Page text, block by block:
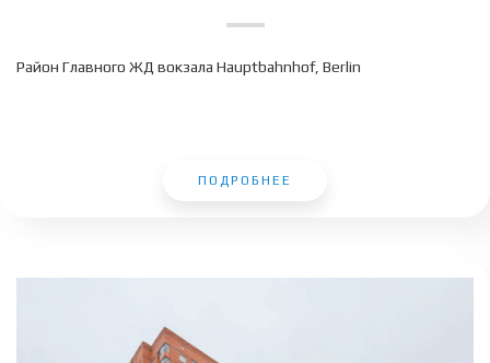
Район Главного ЖД вокзала Hauptbahnhof, Berlin
ПОДРОБНЕЕ